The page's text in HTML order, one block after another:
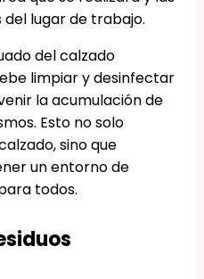
lugar de trabajo.
del calzado
limpiar y desinfectar
la acumulación de
Esto no solo
sino que
un entorno de
todos.